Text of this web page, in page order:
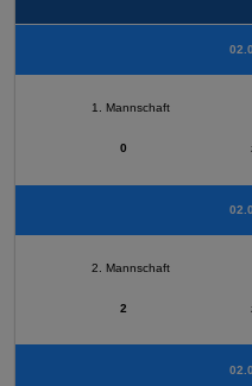
1. Mannschaft
0
2. Mannschaft
2